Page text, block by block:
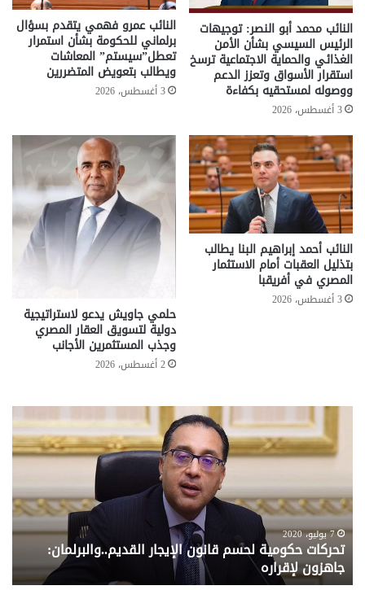
النائب محمد أبو النصر: توجيهات
الرئيس السيسي بشأن الأمن
الغذائي والحماية الاجتماعية ترسخ
استقرار الأسواق وتعزز الدعم
ووصوله لمستحقيه بكفاءة
3 أغسطس، 2026
النائب عمرو فهمي يتقدم بسؤال
برلماني للحكومة بشأن استمرار
تعطل”سيستم” المعاشات
ويطالب بتعويض المتضررين
3 أغسطس، 2026
النائب أحمد إبراهيم البنا يطالب
بتذليل العقبات أمام الاستثمار
المصري في أفريقبا
3 أغسطس، 2026
حلمي جاويش يدعو لاستراتيجية
دولية لتسويق العقار المصري
وجذب المستثمرين الأجانب
2 أغسطس، 2026
تحركات
حكومية
لحسم
قانون
القديم..والبرلمان:
جاهزون
لإقراره
7 يوليو، 2020
تحركات حكومية لحسم قانون الإيجار القديم..والبرلمان:
جاهزون لإقراره
..
من